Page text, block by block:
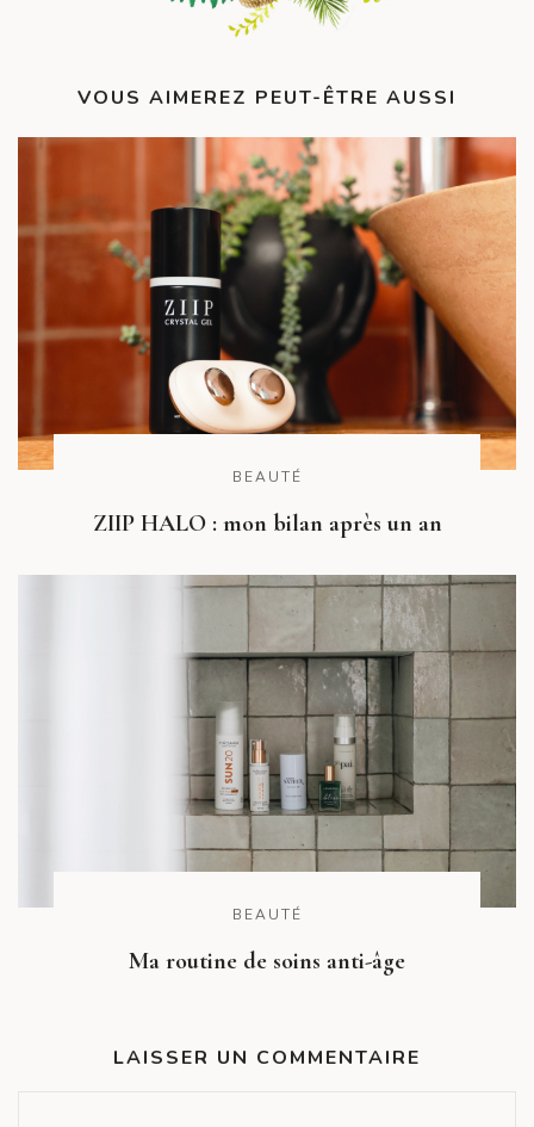
VOUS AIMEREZ PEUT-ÊTRE AUSSI
BEAUTÉ
ZIIP HALO : mon bilan après un an
BEAUTÉ
Ma routine de soins anti-âge
LAISSER UN COMMENTAIRE